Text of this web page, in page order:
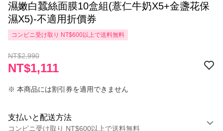
濕嫩白蠶絲面膜10盒組(薏仁牛奶X5+金盞花保
濕X5)-不適用折價券
コンビニ受け取り NT$600以上で送料無料
NT$2,990
NT$1,111
※ 本商品には割引券を適用できません
支払いと配送方法
コンビニ受け取り NT$600以上で送料無料